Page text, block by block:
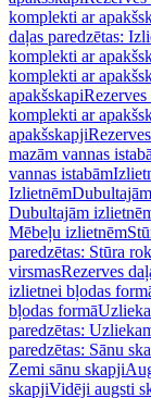
komplekti ar
daļas paredzētas:
komplekti ar
komplekti ar
apakšskapiRezerves
komplekti ar
apakšskapji
mazām vannas
vannas istabām
Izlietnēm
Dubultajām
Mēbeļu izlietnēm
paredzētas: Stūra
virsmasRezerves
izlietnei bļodas
bļodas formā
paredzētas:
paredzētas: Sānu
Zemi sānu skapji
skapjiVidēji augsti